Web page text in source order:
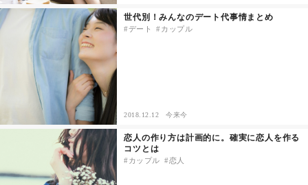
世代別！みんなのデート代事情まとめ
デート カップル
2018.12.12 今来今
恋人の作り方は計画的に。確実に恋人を作る
コツとは
カップル 恋人